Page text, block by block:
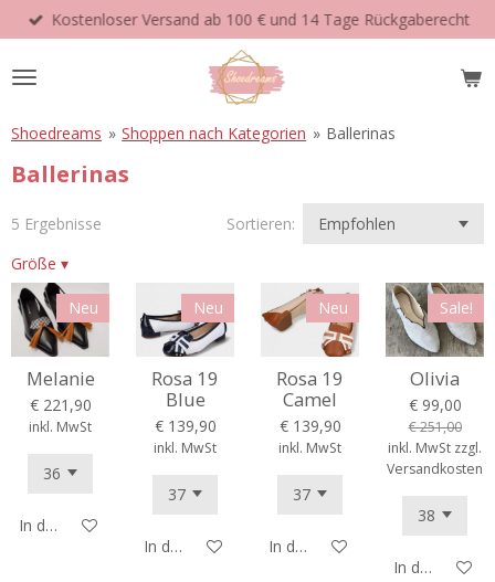
Zum
Hauptinhalt
springen
Kostenloser Versand ab 100 € und 14 Tage Rückgaberecht
Shoedreams » Shoppen nach Kategorien » Ballerinas
Ballerinas
5 Ergebnisse
Sortieren:
Größe ▾
Neu
Melanie
€ 221,90
inkl. MwSt
In den Warenkorb
Neu
Rosa 19
Blue
€ 139,90
inkl. MwSt
In den Warenkorb
Neu
Rosa 19
Camel
€ 139,90
inkl. MwSt
In den Warenkorb
Sale!
Olivia
€ 99,00
€ 251,00
inkl. MwSt zzgl.
Versandkosten
In den